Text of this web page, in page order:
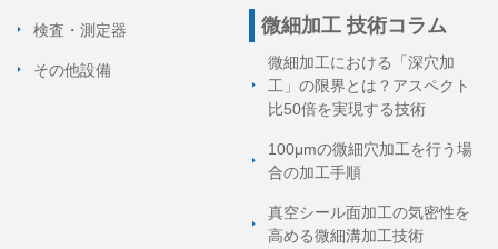
検査・測定器
その他設備
微細加工 技術コラム
微細加工における「深穴加
工」の限界とは？アスペクト
比50倍を実現する技術
100μmの微細穴加工を行う場
合の加工手順
真空シール面加工の気密性を
高める微細溝加工技術